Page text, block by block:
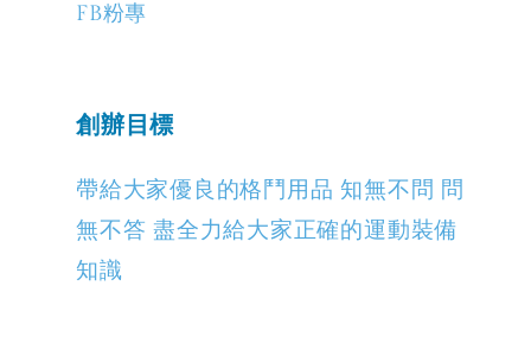
FB粉專
創辦目標
帶給大家優良的格鬥用品 知無不問 問
無不答 盡全力給大家正確的運動裝備
知識